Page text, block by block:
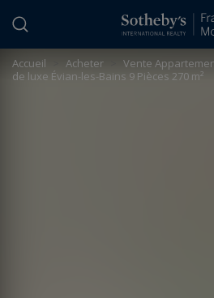
Accueil Acheter
Vente
de luxe Évian-les-Bains 9 Pièces 270 m²